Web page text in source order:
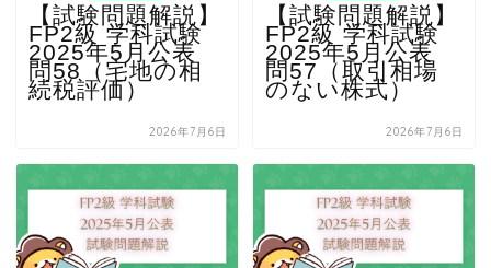
【試験問題解説】
FP2級 学科試験
2025年5月公表
問58（宅地の相
続税評価）
2026年7月6日
【試験問題解説】
FP2級 学科試験
2025年5月公表
問57（取引相場
のない株式）
2026年7月6日